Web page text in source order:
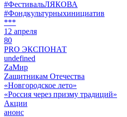
#ФестивальЛЯКОВА
#Фондкультурныхинициатив
***
12 апреля
80
PRO ЭКСПОНАТ
undefined
ZaМир
Zащитникам Отечества
«Новгородское лето»
«Россия через призму традиций»
Акции
анонс